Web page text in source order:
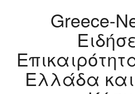
Greece-
Ελλάδα